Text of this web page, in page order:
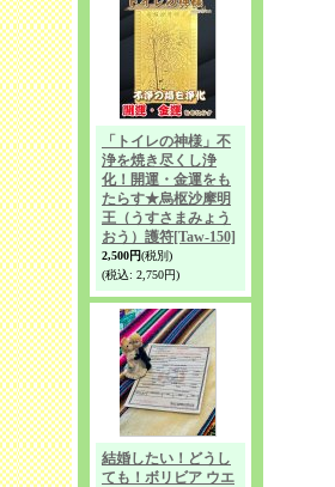
「トイレの神様」不
浄を焼き尽くし浄
化！開運・金運をも
たらす★烏枢沙摩明
王（うすさまみょう
おう）護符[Taw-150]
2,500円(税別)
(税込: 2,750円)
結婚したい！どうし
ても！ボリビア ウエ